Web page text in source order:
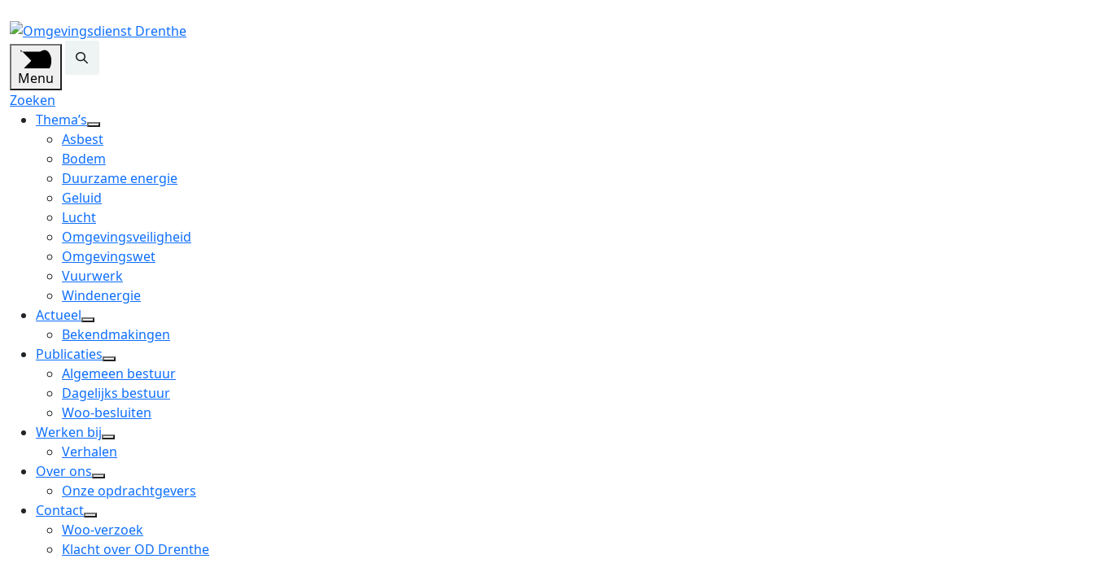
Menu
Zoeken
Thema’s
open
dropdown
menu
Asbest
Bodem
Duurzame energie
Geluid
Lucht
Omgevingsveiligheid
Omgevingswet
Vuurwerk
Windenergie
Actueel
open
dropdown
menu
Bekendmakingen
Publicaties
open
dropdown
menu
Algemeen bestuur
Dagelijks bestuur
Woo-besluiten
Werken bij
open
menu
Verhalen
Over ons
open
dropdown
menu
Onze opdrachtgevers
Contact
open
dropdown
Woo-verzoek
Klacht over OD Drenthe